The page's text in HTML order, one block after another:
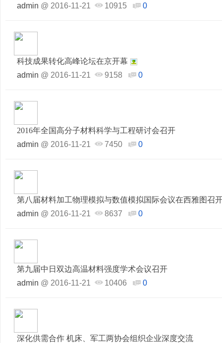
admin @ 2016-11-21 10915 0
科技成果转化高峰论坛在京开幕
admin @ 2016-11-21 9158 0
2016年全国高分子材料科学与工程研讨会召开
admin @ 2016-11-21 7450 0
第八届材料加工物理模拟与数值模拟国际会议在西雅图召
admin @ 2016-11-21 8637 0
第九届中日双边高温材料强度学术会议召开
admin @ 2016-11-21 10406 0
深化供需合作 机床、军工两协会组织企业深度交流